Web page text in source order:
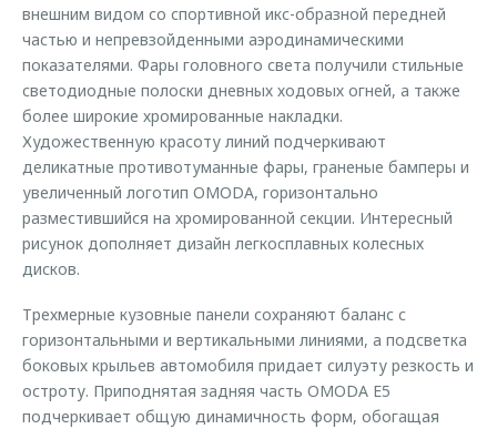
внешним видом со спортивной икс-образной передней
частью и непревзойденными аэродинамическими
показателями. Фары головного света получили стильные
светодиодные полоски дневных ходовых огней, а также
более широкие хромированные накладки.
Художественную красоту линий подчеркивают
деликатные противотуманные фары, граненые бамперы и
увеличенный логотип OMODA, горизонтально
разместившийся на хромированной секции. Интересный
рисунок дополняет дизайн легкосплавных колесных
дисков.
Трехмерные кузовные панели сохраняют баланс с
горизонтальными и вертикальными линиями, а подсветка
боковых крыльев автомобиля придает силуэту резкость и
остроту. Приподнятая задняя часть OMODA E5
подчеркивает общую динамичность форм, обогащая